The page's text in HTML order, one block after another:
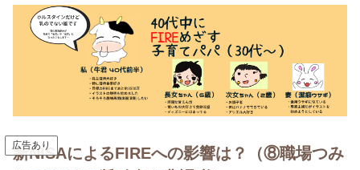
広告あり
新NISAによるFIREへの影響は？（⑧職場つみ